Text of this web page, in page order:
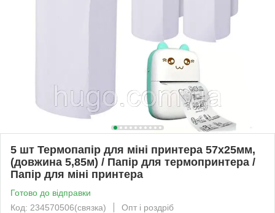
5 шт Термопапір для міні принтера 57х25мм,
(довжина 5,85м) / Папір для термопринтера /
Папір для міні принтера
Готово до відправки
Код: 234570506(связка)
Опт і роздріб